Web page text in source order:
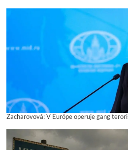
Zacharovová: V Európe operuje gang